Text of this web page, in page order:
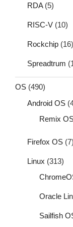
RDA(5)
RISC-V (10)
Rockchip (16)
Spreadtrum
OS (490)
Android OS
Remix
Firefox OS (7)
Linux (313)
Oracle
Sailfish